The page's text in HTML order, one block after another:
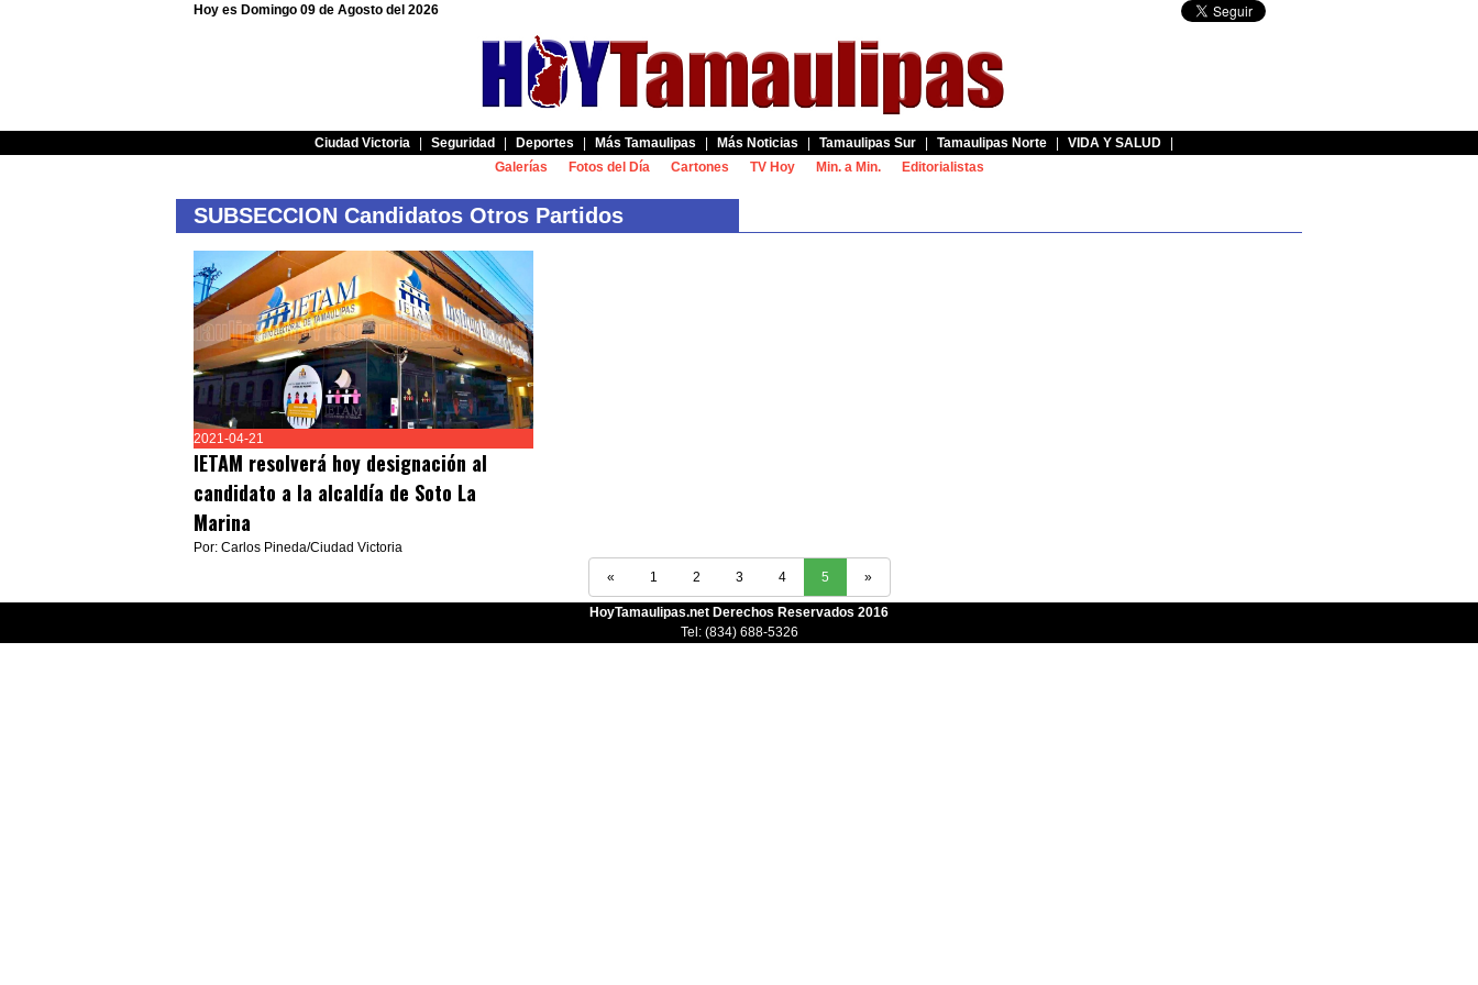
Hoy es Domingo 09 de Agosto del 2026
Ciudad Victoria Seguridad Deportes Más Tamaulipas Más Noticias Tamaulipas Sur Tamaulipas Norte VIDA Y SALUD
Galerías
Fotos del Día Cartones TV Hoy Min. a Min. Editorialistas
SUBSECCION Candidatos Otros Partidos
2021-04-21
IETAM resolverá hoy designación al
candidato a la alcaldía de Soto La
Marina
Por: Carlos Pineda/Ciudad Victoria
«
1 2 3 4 5 »
HoyTamaulipas.net Derechos Reservados 2016
Tel: (834) 688-5326